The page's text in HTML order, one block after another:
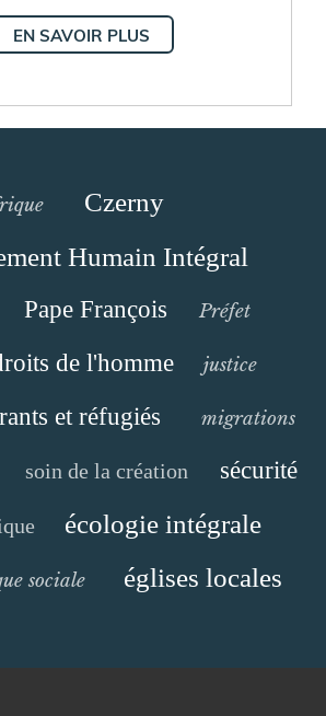
Humain Intégral
d'Aliwal en Afrique
EN SAVOIR PLUS
Czerny
Humain Intégral
Pape François Préfet
de l'homme justice
et réfugiés migrations
soin de la création sécurité
écologie intégrale
sociale églises locales